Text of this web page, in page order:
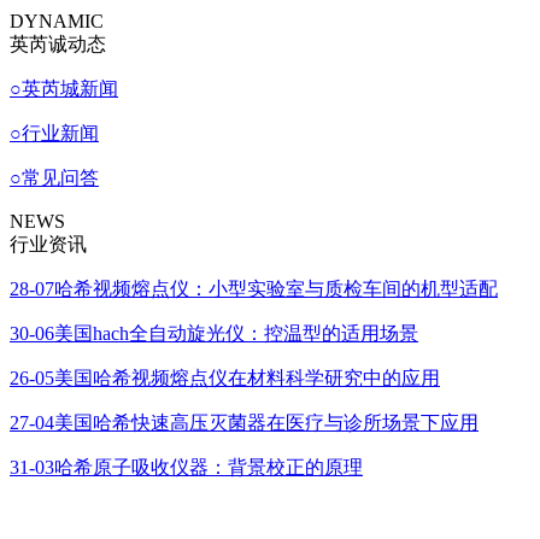
DYNAMIC
英芮诚动态
○英芮城新闻
○行业新闻
○常见问答
NEWS
行业资讯
28-07哈希视频熔点仪：小型实验室与质检车间的机型适配
30-06美国hach全自动旋光仪：控温型的适用场景
26-05美国哈希视频熔点仪在材料科学研究中的应用
27-04美国哈希快速高压灭菌器在医疗与诊所场景下应用
31-03哈希原子吸收仪器：背景校正的原理